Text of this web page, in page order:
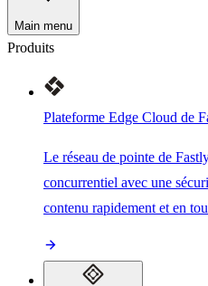
Main menu
Produits
Plateforme Edge Cloud de
Le réseau de pointe de
concurrentiel avec une
contenu rapidement et en